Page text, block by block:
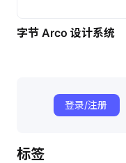
字节 Arco 设计系统
登录/注册
标签